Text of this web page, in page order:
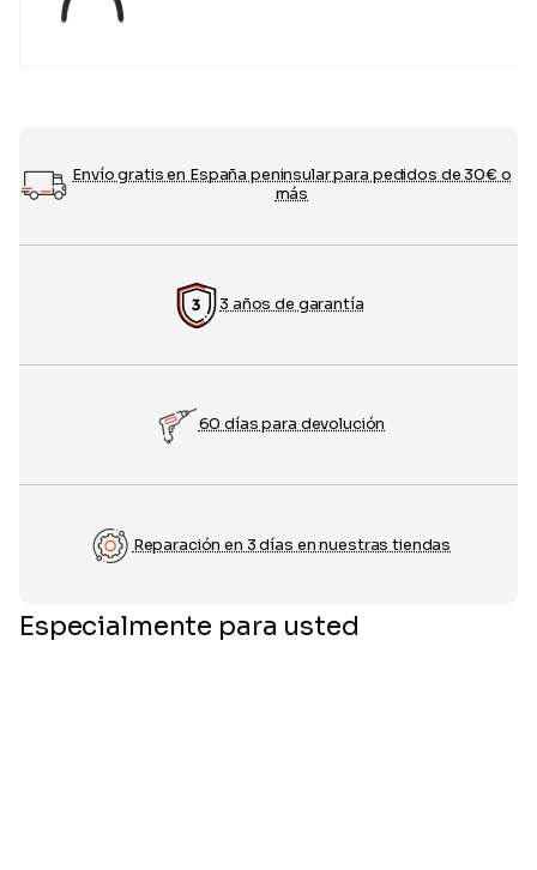
Envío gratis en España peninsular para pedidos de 30€ o
más
3 años de garantía
60 días para devolución
Reparación en 3 días en nuestras tiendas
Especialmente para usted